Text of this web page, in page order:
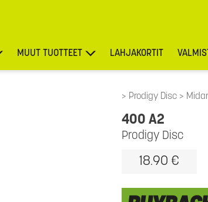
MUUT TUOTTEET LAHJAKORTIT
Prodigy Disc
Prodigy Disc
400 A2
18.90 €